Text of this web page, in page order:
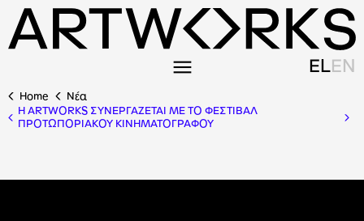
ELEN
Home
Nέα
Η ARTWORKS ΣΥΝΕΡΓΑΖΕΤΑΙ ΜΕ ΤΟ ΦΕΣΤΙΒΑΛ
ΠΡΟΤΩΠΟΡΙΑΚΟΥ ΚΙΝΗΜΑΤΟΓΡΑΦΟΥ